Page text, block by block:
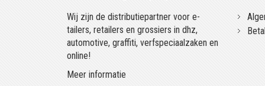
Wij zijn de distributiepartner voor e-
tailers, retailers en grossiers in dhz,
automotive, graffiti, verfspeciaalzaken en
online!
Meer informatie